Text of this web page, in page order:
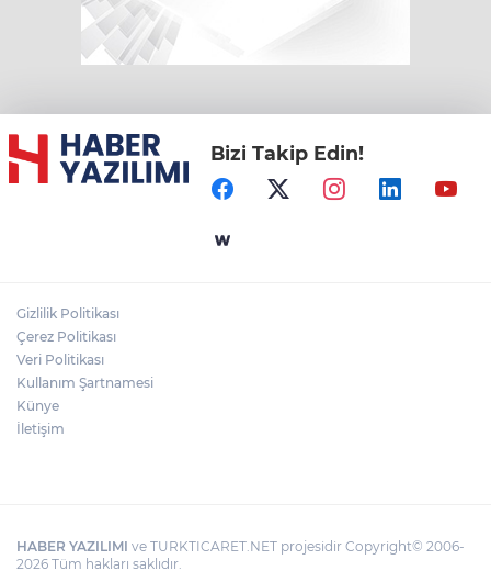
Bizi Takip Edin!
Gizlilik Politikası
Çerez Politikası
Veri Politikası
Kullanım Şartnamesi
Künye
İletişim
HABER YAZILIMI ve TURKTICARET.NET projesidir Copyright© 2006-
2026 Tüm hakları saklıdır.